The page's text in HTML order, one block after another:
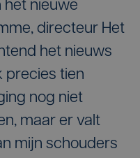
nieuwe
directeur Het
het nieuws
precies tien
nog niet
maar er valt
mijn schouders